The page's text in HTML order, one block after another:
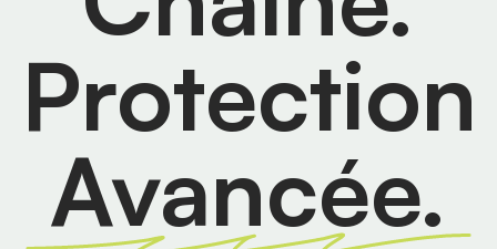
Protection
Avancée.